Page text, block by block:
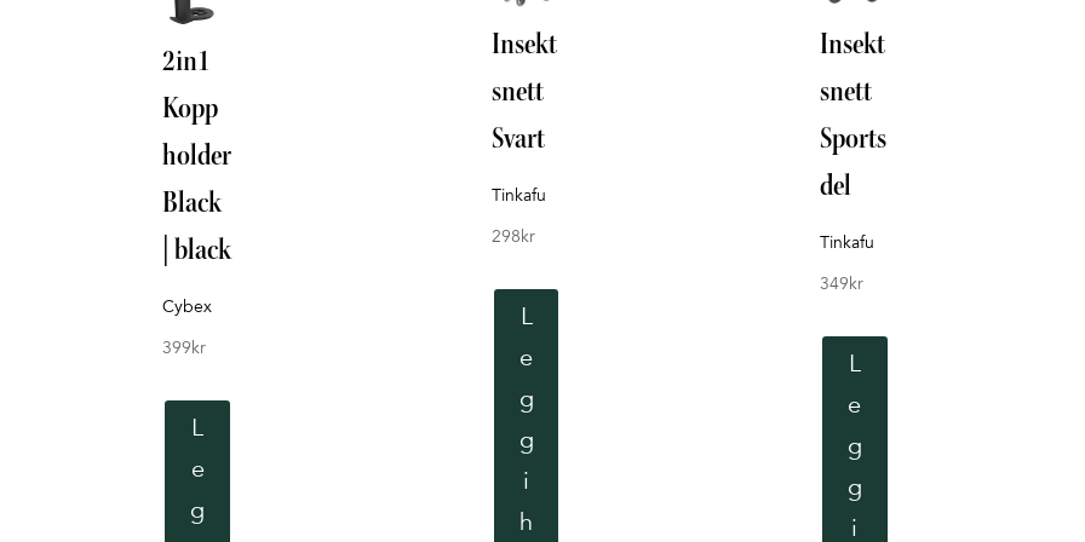
2in1
Kopp
holder
Black
| black
Cybex
399kr
L
e
g
Insekt
snett
Svart
Tinkafu
298kr
L
e
g
g
i
h
Insekt
snett
Sports
del
Tinkafu
349kr
L
e
g
g
i